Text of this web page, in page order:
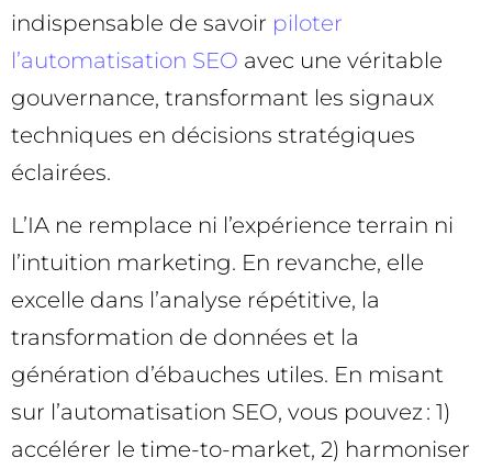
indispensable de savoir piloter
l’automatisation SEO avec une véritable
gouvernance, transformant les signaux
techniques en décisions stratégiques
éclairées.
L’IA ne remplace ni l’expérience terrain ni
l’intuition marketing. En revanche, elle
excelle dans l’analyse répétitive, la
transformation de données et la
génération d’ébauches utiles. En misant
sur l’automatisation SEO, vous pouvez : 1)
accélérer le time-to-market, 2) harmoniser